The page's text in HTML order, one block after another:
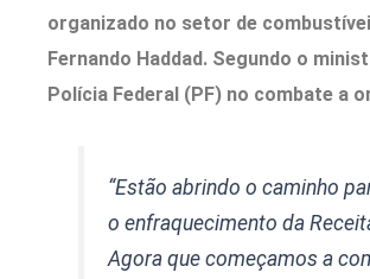
organizado no setor de
Fernando Haddad. Segundo o
Polícia Federal (PF) no combate a
“Estão abrindo o caminho
o enfraquecimento da
Agora que começamos a